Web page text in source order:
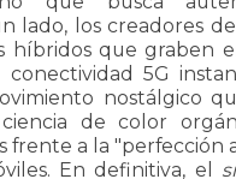
lado, los creadores
híbridos que graben
conectividad 5G
nostálgico
de color
frente a la "perfección
En definitiva, el